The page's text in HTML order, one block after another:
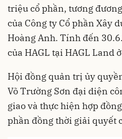
triệu cổ phần, tương
của Công ty Cổ phần Xây
Hoàng Anh. Tính đến
của HAGL tại HAGL Land
Hội đồng quản trị ủy
Võ Trường Sơn đại diện
giao và thực hiện hợp
phần đồng thời giải quyết